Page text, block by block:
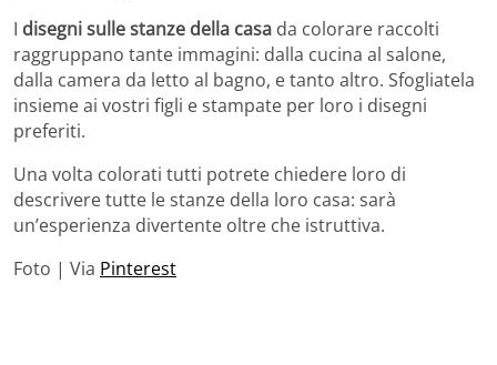
I disegni sulle stanze della casa da colorare raccolti
raggruppano tante immagini: dalla cucina al salone,
dalla camera da letto al bagno, e tanto altro. Sfogliatela
insieme ai vostri figli e stampate per loro i disegni
preferiti.
Una volta colorati tutti potrete chiedere loro di
descrivere tutte le stanze della loro casa: sarà
un’esperienza divertente oltre che istruttiva.
Foto | Via Pinterest